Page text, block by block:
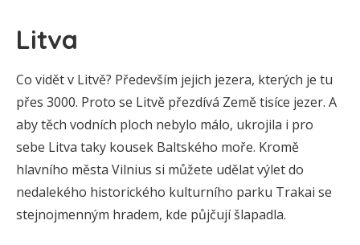
Litva
Co vidět v Litvě? Především jejich jezera, kterých je tu
přes 3000. Proto se Litvě přezdívá Země tisíce jezer. A
aby těch vodních ploch nebylo málo, ukrojila i pro
sebe Litva taky kousek Baltského moře. Kromě
hlavního města Vilnius si můžete udělat výlet do
nedalekého historického kulturního parku Trakai se
stejnojmenným hradem, kde půjčují šlapadla.